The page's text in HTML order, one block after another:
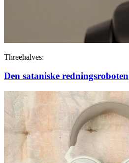
Threehalves:
Den sataniske redningsroboten